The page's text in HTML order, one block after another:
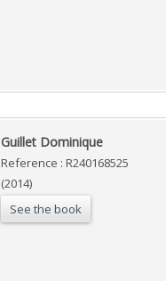
‎Guillet Dominique‎
Reference : R240168525
(2014)
See the book